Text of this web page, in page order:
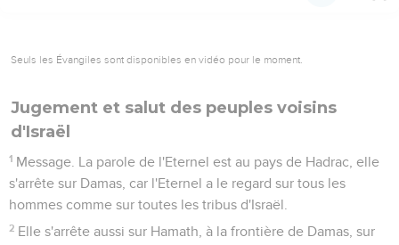
Seuls les Évangiles sont disponibles en vidéo pour le moment.
Jugement et salut des peuples voisins
d'Israël
1 Message. La parole de l'Eternel est au pays de Hadrac, elle
s'arrête sur Damas, car l'Eternel a le regard sur tous les
hommes comme sur toutes les tribus d'Israël.
2 Elle s'arrête aussi sur Hamath, à la frontière de Damas, sur